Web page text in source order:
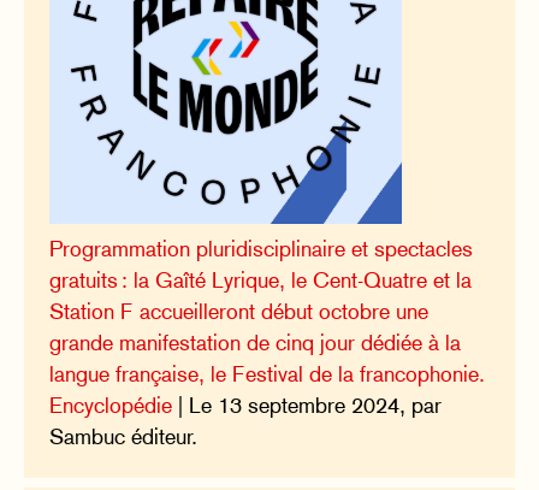
Programmation pluridisciplinaire et spectacles
gratuits : la Gaîté Lyrique, le Cent-Quatre et la
Station F accueilleront début octobre une
grande manifestation de cinq jour dédiée à la
langue française, le Festival de la francophonie.
Encyclopédie | Le 13 septembre 2024, par
Sambuc éditeur.